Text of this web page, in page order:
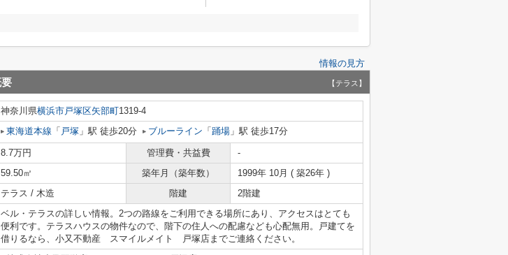
情報の見方
【テラス】
神奈川県横浜市戸塚区矢部町1319-4
東海道本線 「 戸塚 」駅 徒歩20分 ブルーライン 「 踊場 」駅 徒歩17分
8.7万円 管理費・共益費
-
59.50㎡ 築年月（築年数）
1999年 10月 ( 築26年 )
テラス / 木造 階建 2階建
ベル・テラスの詳しい情報。2つの路線をご利用できる場所にあり、アクセスはとても
便利です。テラスハウスの物件なので、階下の住人への配慮なども心配無用。戸建てを
借りるなら、小又不動産 スマイルメイト 戸塚店までご連絡ください。